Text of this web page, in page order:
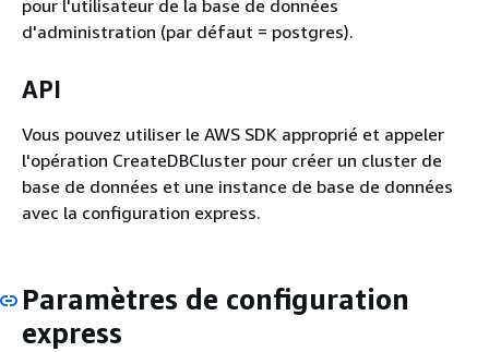
pour l'utilisateur de la base de données
d'administration (par défaut = postgres).
API
Vous pouvez utiliser le AWS SDK approprié et appeler
l'opération CreateDBCluster pour créer un cluster de
base de données et une instance de base de données
avec la configuration express.
Paramètres de configuration
express